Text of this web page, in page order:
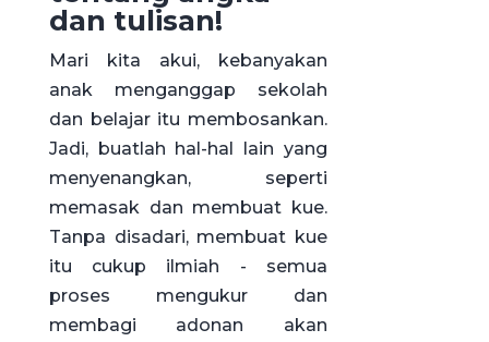
dan tulisan!
Mari kita akui, kebanyakan
anak menganggap sekolah
dan belajar itu membosankan.
Jadi, buatlah hal-hal lain yang
menyenangkan, seperti
memasak dan membuat kue.
Tanpa disadari, membuat kue
itu cukup ilmiah - semua
proses mengukur dan
membagi adonan akan